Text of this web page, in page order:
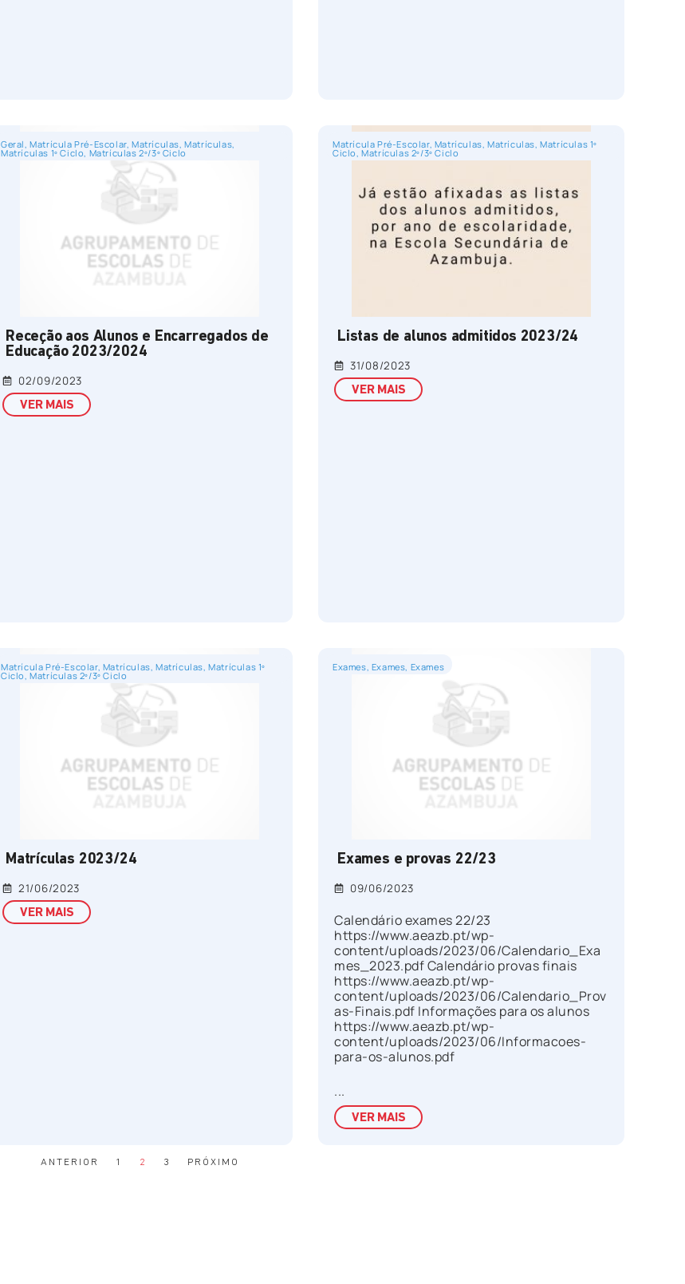
Geral ,Matrícula Pré-Escolar,Matrículas ,Matrículas
Matrículas 1º Ciclo , Matrículas 2º/3º Ciclo
Receção aos Alunos e Encarregados de
Educação 2023/2024
02/09/2023
VER MAIS
Matrícula Pré-Escolar, Matrículas ,Matrículas ,Matrículas 1º
Ciclo ,Matrículas 2º/3º Ciclo
Listas de alunos admitidos 2023/24
31/08/2023
VER MAIS
Matrícula Pré-Escolar, Matrículas ,Matrículas ,Matrículas 1º
Ciclo ,Matrículas 2º/3º Ciclo
Matrículas 2023/24
21/06/2023
VER MAIS
Exames Exames Exames
Exames e provas 22/23
09/06/2023
Calendário exames 22/23
https://www.aeazb.pt/wp-
content/uploads/2023/06/Calendario_Exa
mes_2023.pdf Calendário provas finais
https://www.aeazb.pt/wp-
content/uploads/2023/06/Calendario_Prov
as-Finais.pdf Informações para os alunos
https://www.aeazb.pt/wp-
content/uploads/2023/06/Informacoes-
para-os-alunos.pdf
...
VER MAIS
ANTERIOR 1 2 3 PRÓXIMO